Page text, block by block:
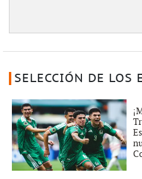
SELECCIÓN DE LOS